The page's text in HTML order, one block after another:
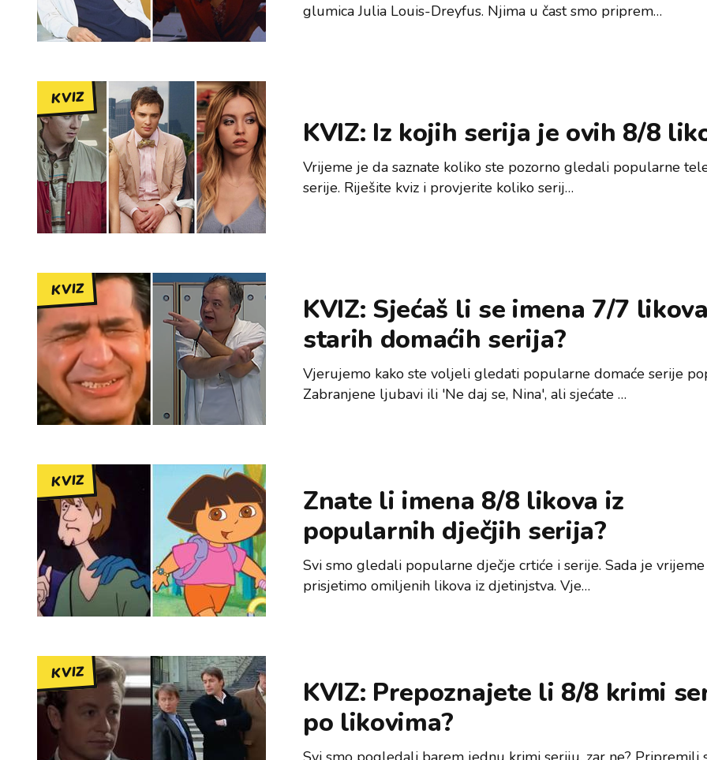
glumica Julia Louis-Dreyfus. Njima u čast smo priprem…
KVIZ
KVIZ: Iz kojih serija je ovih 8/8
Vrijeme je da saznate koliko ste pozorno gledali popularne
serije. Riješite kviz i provjerite koliko serij…
KVIZ
KVIZ: Sjećaš li se imena 7/7
starih domaćih serija?
Vjerujemo kako ste voljeli gledati popularne domaće serije
Zabranjene ljubavi ili 'Ne daj se, Nina', ali sjećate …
KVIZ
Znate li imena 8/8 likova iz
popularnih dječjih serija?
Svi smo gledali popularne dječje crtiće i serije. Sada je vrijeme
prisjetimo omiljenih likova iz djetinjstva. Vje…
KVIZ
KVIZ: Prepoznajete li 8/8 krimi
po likovima?
Svi smo pogledali barem jednu krimi seriju, zar ne? Pripremili